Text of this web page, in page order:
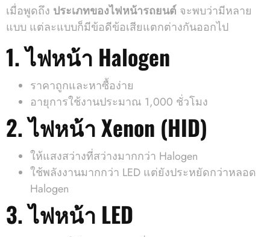
เมื่อพูดถึง ประเภทของไฟหน้ารถยนต์ จะพบว่ามีหลาย
แบบ แต่ละแบบก็มีข้อดีข้อเสียแตกต่างกันออกไป
1. ไฟหน้า Halogen
ราคาถูกและหาซื้อง่าย
อายุการใช้งานประมาณ 1,000 ชั่วโมง
2. ไฟหน้า Xenon (HID)
ให้แสงสว่างที่สว่างมากกว่า Halogen
ใช้พลังงานมากกว่า LED แต่ยังประหยัดกว่าหลอด
Halogen
3. ไฟหน้า LED